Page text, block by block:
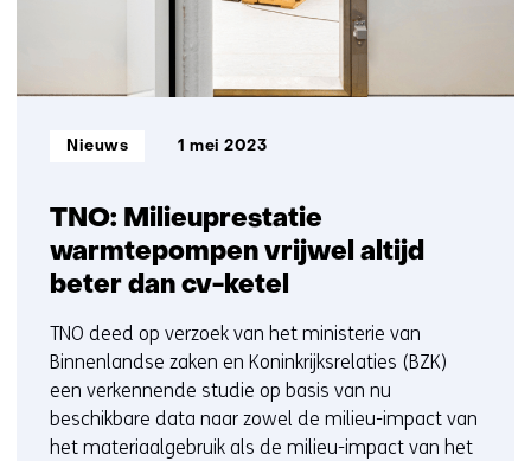
TNO: Milieuprestatie
warmtepompen vrijwel altijd
beter dan cv-ketel
Informatietype:
Nieuws 1 mei 2023
TNO deed op verzoek van het ministerie van
Binnenlandse zaken en Koninkrijksrelaties (BZK)
een verkennende studie op basis van nu
beschikbare data naar zowel de milieu-impact van
het materiaalgebruik als de milieu-impact van het